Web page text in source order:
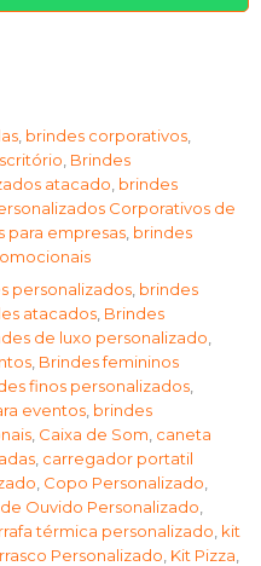
, brindes corporativos,
, Brindes
atacado, brindes
Corporativos de
para empresas, brindes
personalizados brindes
atacados Brindes
de luxo personalizado
Brindes femininos
finos personalizados
eventos brindes
Caixa de Som caneta
carregador portatil
Copo Personalizado
Ouvido Personalizado
térmica personalizado kit
Personalizado Kit Pizza